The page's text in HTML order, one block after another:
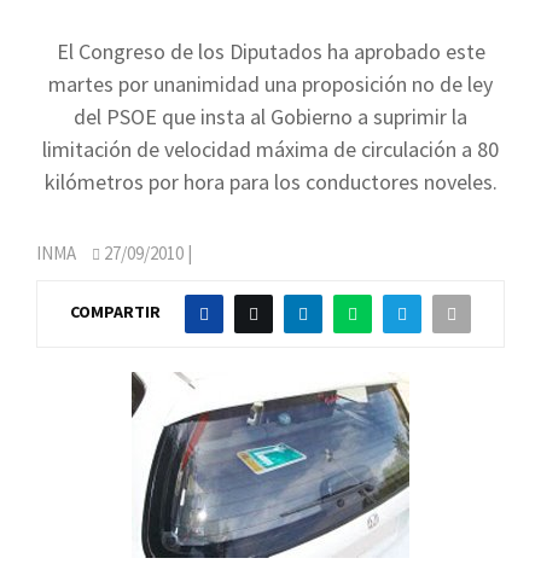
El Congreso de los Diputados ha aprobado este
martes por unanimidad una proposición no de ley
del PSOE que insta al Gobierno a suprimir la
limitación de velocidad máxima de circulación a 80
kilómetros por hora para los conductores noveles.
INMA 27/09/2010 |
COMPARTIR